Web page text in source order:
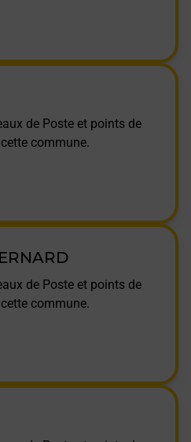
de Poste et points de
commune.
de Poste et points de
commune.